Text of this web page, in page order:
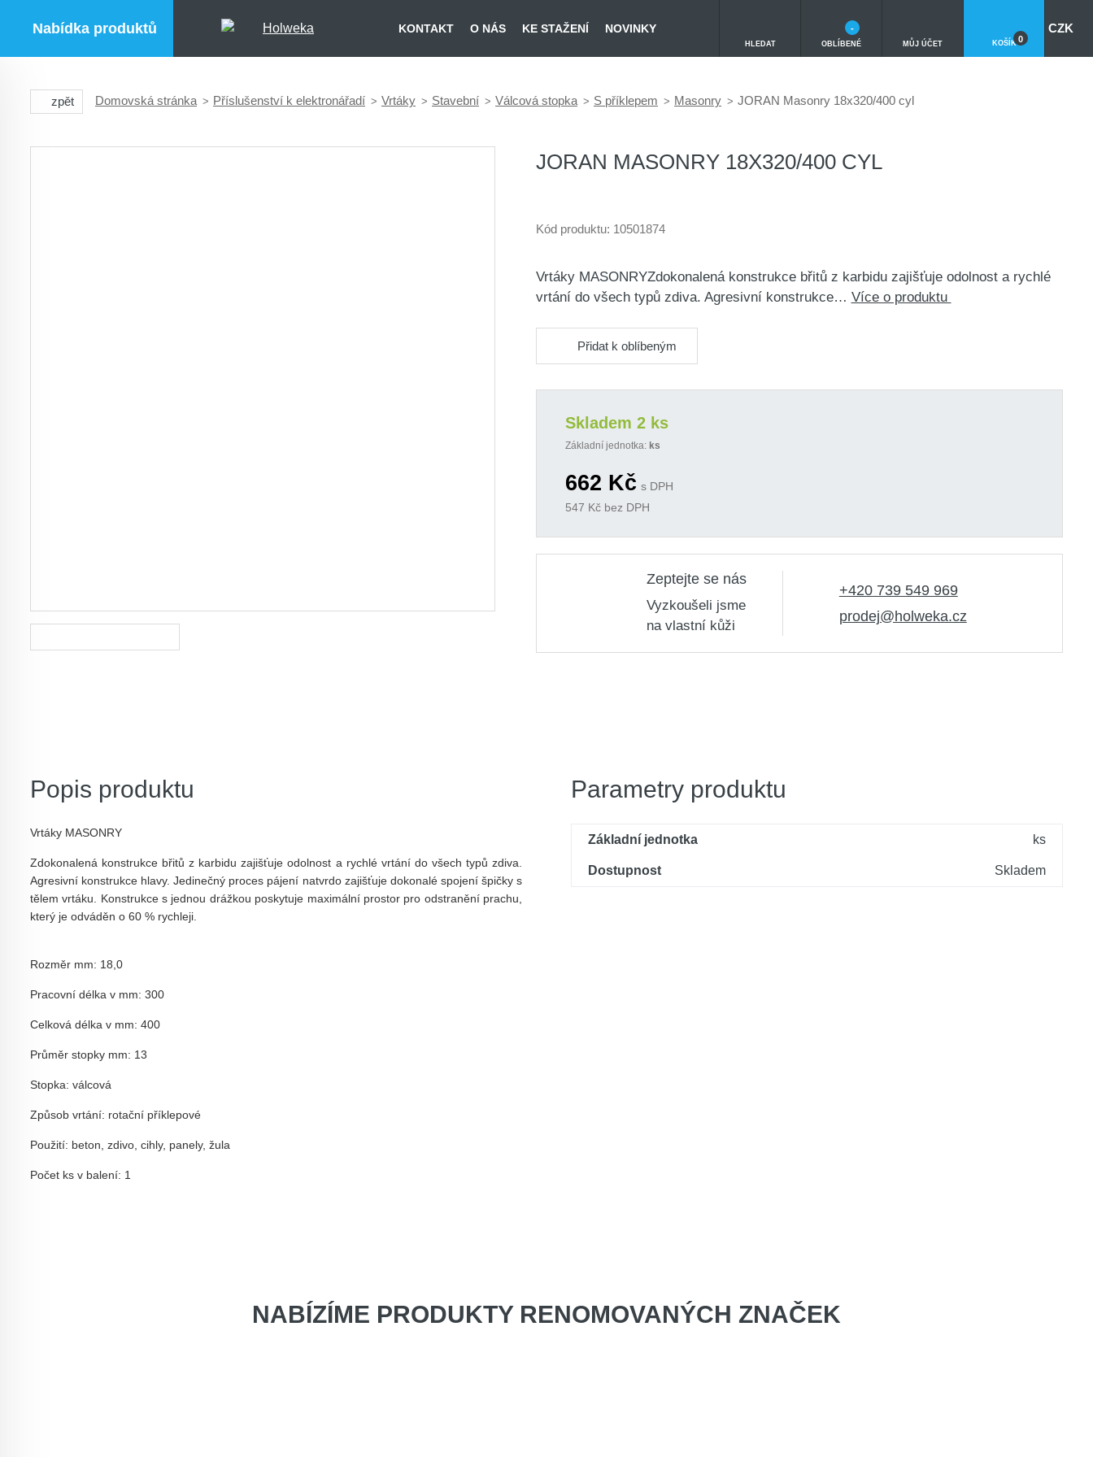
Nabídka produktů KONTAKT O NÁS KE STAŽENÍ NOVINKY
HLEDAT OBLÍBENÉ
-
MŮJ ÚČET KOŠÍK 0
CZK
zpět Domovská stránka Příslušenství k elektronářadí Vrtáky Stavební Válcová stopka S příklepem Masonry JORAN Masonry 18x320/400 cyl
JORAN MASONRY 18X320/400 CYL
Kód produktu: 10501874
Vrtáky MASONRYZdokonalená konstrukce břitů z karbidu zajišťuje odolnost a rychlé
vrtání do všech typů zdiva. Agresivní konstrukce… Více o produktu
Přidat k oblíbeným
Skladem 2 ks
Základní jednotka: ks
662 Kč s DPH
547 Kč bez DPH
Zeptejte se nás
Vyzkoušeli jsme
na vlastní kůži
+420 739 549 969
prodej@holweka.cz
Popis produktu
Vrtáky MASONRY
Zdokonalená konstrukce břitů z karbidu zajišťuje odolnost a rychlé vrtání do všech typů zdiva.
Agresivní konstrukce hlavy. Jedinečný proces pájení natvrdo zajišťuje dokonalé spojení špičky s
tělem vrtáku. Konstrukce s jednou drážkou poskytuje maximální prostor pro odstranění prachu,
který je odváděn o 60 % rychleji.
Rozměr mm: 18,0
Pracovní délka v mm: 300
Celková délka v mm: 400
Průměr stopky mm: 13
Stopka: válcová
Způsob vrtání: rotační příklepové
Použití: beton, zdivo, cihly, panely, žula
Počet ks v balení: 1
Parametry produktu
Základní jednotka ks
Dostupnost Skladem
NABÍZÍME PRODUKTY RENOMOVANÝCH ZNAČEK